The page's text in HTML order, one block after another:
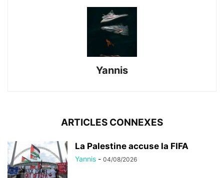
Yannis
ARTICLES CONNEXES
La Palestine accuse la FIFA
Yannis - 04/08/2026